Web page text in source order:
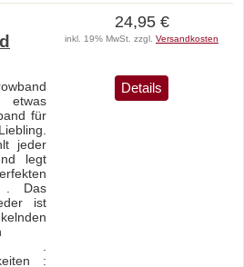
etwas
für
jeder
legt
. Das
ist
.
:
24,95 €
inkl. 19% MwSt. zzgl. Versandkosten
Details